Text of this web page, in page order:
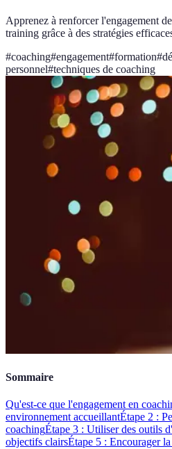
Apprenez à renforcer l'engagement
training grâce à des stratégies
#coaching#engagement#formation#
personnel#techniques de coaching
Sommaire
Qu'est-ce que l'engagement en
environnement accueillantÉtape 2 :
coachingÉtape 3 : Utiliser des outils
objectifs clairsÉtape 5 : Encourager